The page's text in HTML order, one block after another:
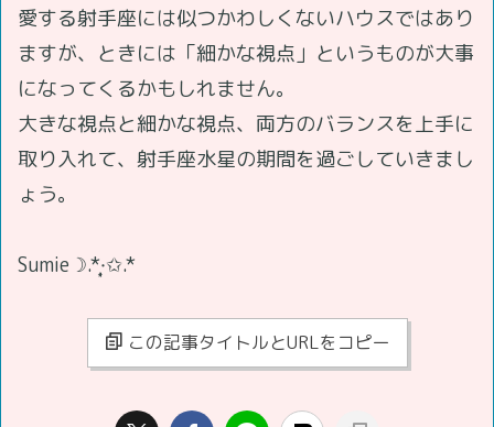
愛する射手座には似つかわしくないハウスではあり
ますが、ときには「細かな視点」というものが大事
になってくるかもしれません。
大きな視点と細かな視点、両方のバランスを上手に
取り入れて、射手座水星の期間を過ごしていきまし
ょう。
Sumie☽.*·̩͙✩.*
この記事タイトルとURLをコピー